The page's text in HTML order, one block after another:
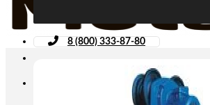
8 (800) 333-87-80